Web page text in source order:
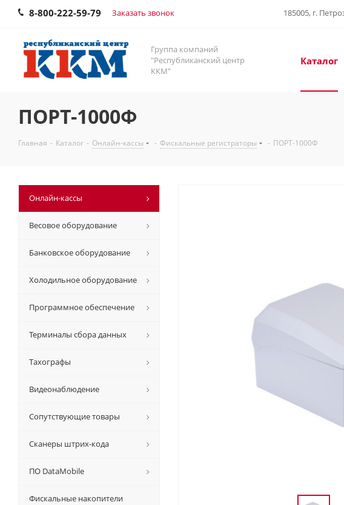
8-800-222-59-79 Заказать звонок 185005, г.
Группа компаний
"Республиканский центр
ККМ"
Каталог
ПОРТ-1000Ф
Главная - Каталог - Онлайн-кассы - Фискальные регистраторы - ПОРТ-1000Ф
Онлайн-кассы
Весовое оборудование
Банковское оборудование
Холодильное оборудование
Программное обеспечение
Терминалы сбора данных
Тахографы
Видеонаблюдение
Сопутствующие товары
Сканеры штрих-кода
ПО DataMobile
Фискальные накопители